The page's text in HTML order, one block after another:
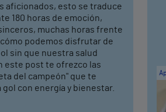
aficionados, esto se traduce
180 horas de emoción,
muchas horas frente
podemos disfrutar de
sin que nuestra salud
este post te ofrezco las
del campeón" que te
con energía y bienestar.